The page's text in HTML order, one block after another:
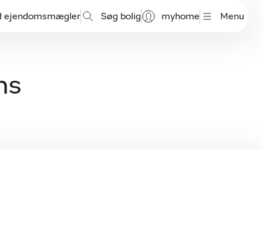
ejendomsmægler Søg bolig myhome Menu